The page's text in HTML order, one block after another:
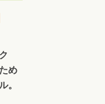
め
。